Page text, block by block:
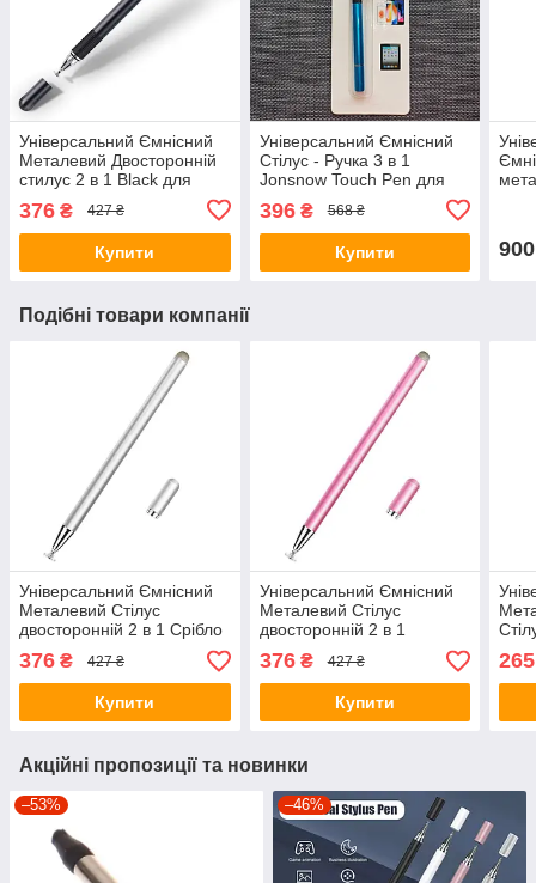
Універсальний Ємнісний
Металевий Двосторонній
стилус 2 в 1 Black для
електронних книг
376 ₴ 427 ₴
Купити
Універсальний Ємнісний
Стілус - Ручка 3 в 1
Jonsnow Touch Pen для
екрана, Блакитний
396₴ 568 ₴
Купити 900
Подібні товари компанії
Універсальний Ємнісний
Металевий Стілус
двосторонній 2 в 1 Срібло
для телефону планшета
електронних книг
376 ₴ 427 ₴
Купити
Універсальний Ємнісний
Металевий Стілус
двосторонній 2 в 1
Рожевий для телефону
планшета електронних
книг
376₴ 427 ₴
Купити
Pen
265
Акційні пропозиції та новинки
–53% –46%